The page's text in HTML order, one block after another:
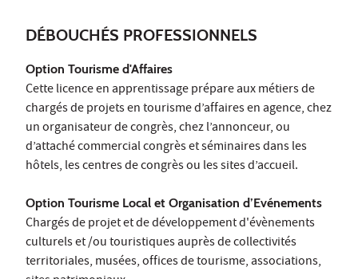
DÉBOUCHÉS PROFESSIONNELS
Option Tourisme d'Affaires
Cette licence en apprentissage prépare aux métiers de
chargés de projets en tourisme d’affaires en agence, chez
un organisateur de congrès, chez l’annonceur, ou
d’attaché commercial congrès et séminaires dans les
hôtels, les centres de congrès ou les sites d’accueil.
Option Tourisme Local et Organisation d’Evénements
Chargés de projet et de développement d'évènements
culturels et /ou touristiques auprès de collectivités
territoriales, musées, offices de tourisme, associations,